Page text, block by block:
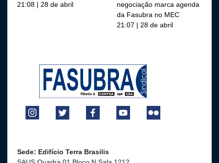
21:08 | 28 de abril
negociação marca agenda
da Fasubra no MEC
21:07 | 28 de abril
Sede: Edifício Terra Brasilis